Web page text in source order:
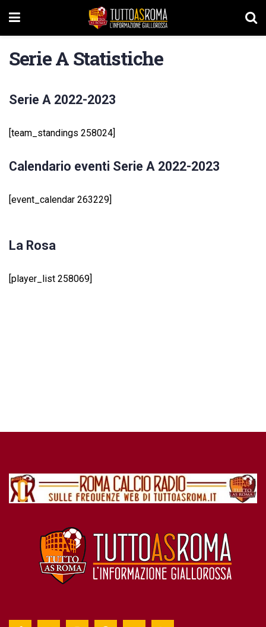
Serie A Statistiche
Serie A 2022-2023
[team_standings 258024]
Calendario eventi Serie A 2022-2023
[event_calendar 263229]
La Rosa
[player_list 258069]